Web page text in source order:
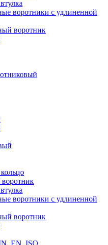
воротники с удлиненной
воротник
воротники с удлиненной
воротник
EN, ISO